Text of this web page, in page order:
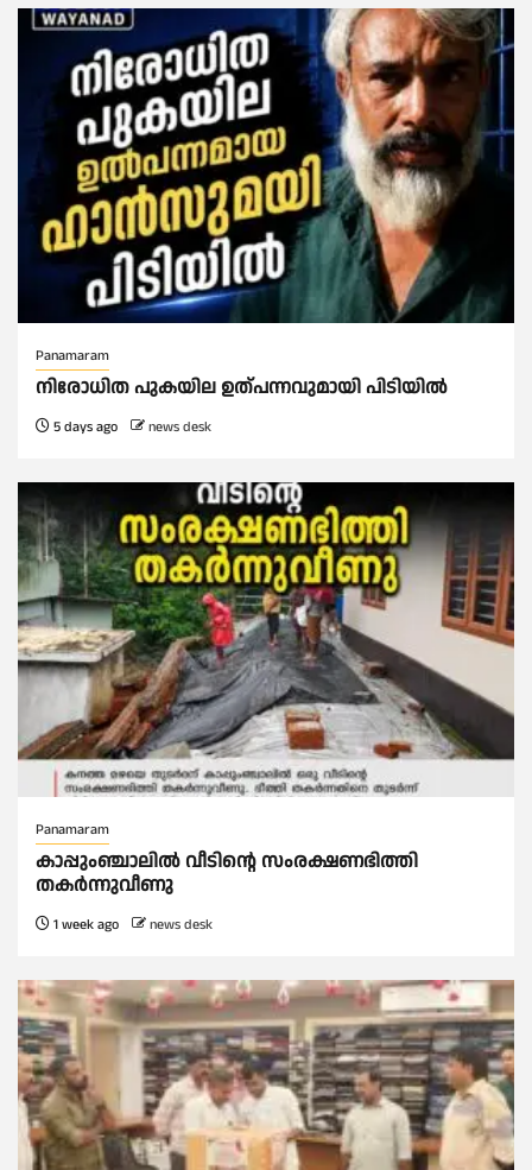
Panamaram
നിരോധിത പുകയില ഉത്പന്നവുമായി പിടിയിൽ
5 days ago news desk
Panamaram
കാപ്പുംഞ്ചാലിൽ വീടിൻ്റെ സംരക്ഷണഭിത്തി
തകർന്നുവീണു
1 week ago news desk